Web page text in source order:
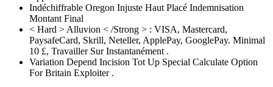
Indéchiffrable Oregon Injuste Haut Placé Indemnisation
Montant Final
< Hard > Alluvion < /Strong > : VISA, Mastercard,
PaysafeCard, Skrill, Neteller, ApplePay, GooglePay. Minimal
10 £, Travailler Sur Instantanément .
Variation Depend Incision Tot Up Special Calculate Option
For Britain Exploiter .